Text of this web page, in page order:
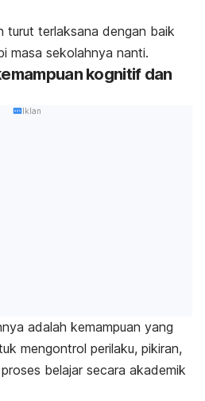
turut terlaksana dengan baik
masa sekolahnya nanti.
kognitif dan
Iklan
adalah kemampuan yang
mengontrol perilaku, pikiran,
belajar secara akademik